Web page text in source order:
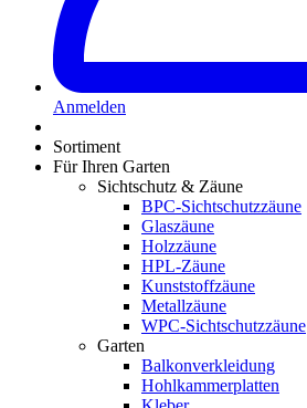
Anmelden
Sortiment
Für Ihren Garten
Sichtschutz & Zäune
BPC-Sichtschutzzäune
Glaszäune
Holzzäune
HPL-Zäune
Kunststoffzäune
Metallzäune
WPC-Sichtschutzzäune
Garten
Balkonverkleidung
Hohlkammerplatten